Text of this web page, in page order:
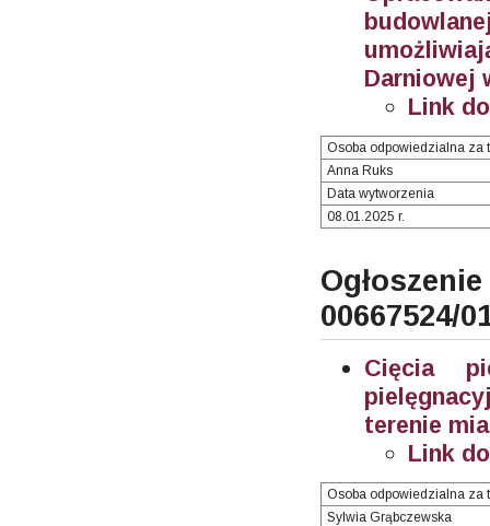
Darniowej
Link
Osoba odpowiedzialna za
Anna Ruks
Data wytworzenia
08.01.2025 r.
00667524/
Cięcia
terenie
Link
Osoba odpowiedzialna za
Sylwia Grąbczewska